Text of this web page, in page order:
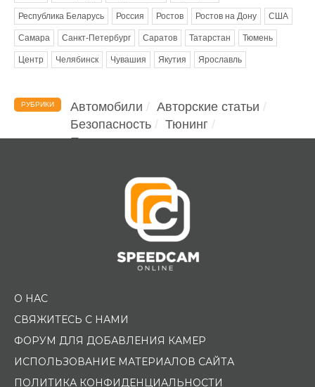
Республика Беларусь Россия Ростов Ростов на Дону США
Самара Санкт-Петербург Саратов Татарстан Тюмень
Центр Челябинск Чувашия Якутия Ярославль
РУБРИКИ Автомобили
Авторские статьи
Безопасность
Тюнинг
Помощь водителю
О НАС
СВЯЖИТЕСЬ С НАМИ
ФОРУМ ДЛЯ ДОБАВЛЕНИЯ КАМЕР
ИСПОЛЬЗОВАНИЕ МАТЕРИАЛОВ САЙТА
ПОЛИТИКА КОНФИДЕНЦИАЛЬНОСТИ